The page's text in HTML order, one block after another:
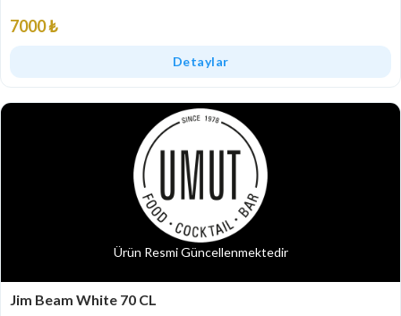
7000 ₺
Detaylar
Ürün Resmi Güncellenmektedir
Jim Beam White 70 CL